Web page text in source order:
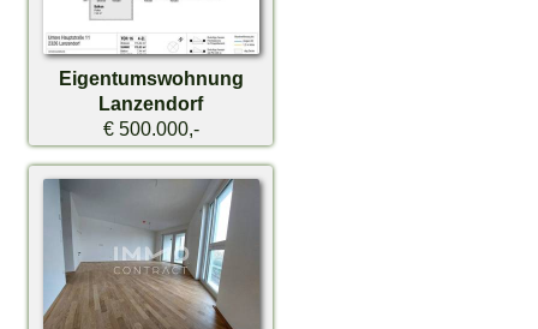
Eigentumswohnung
Lanzendorf
€ 500.000,-